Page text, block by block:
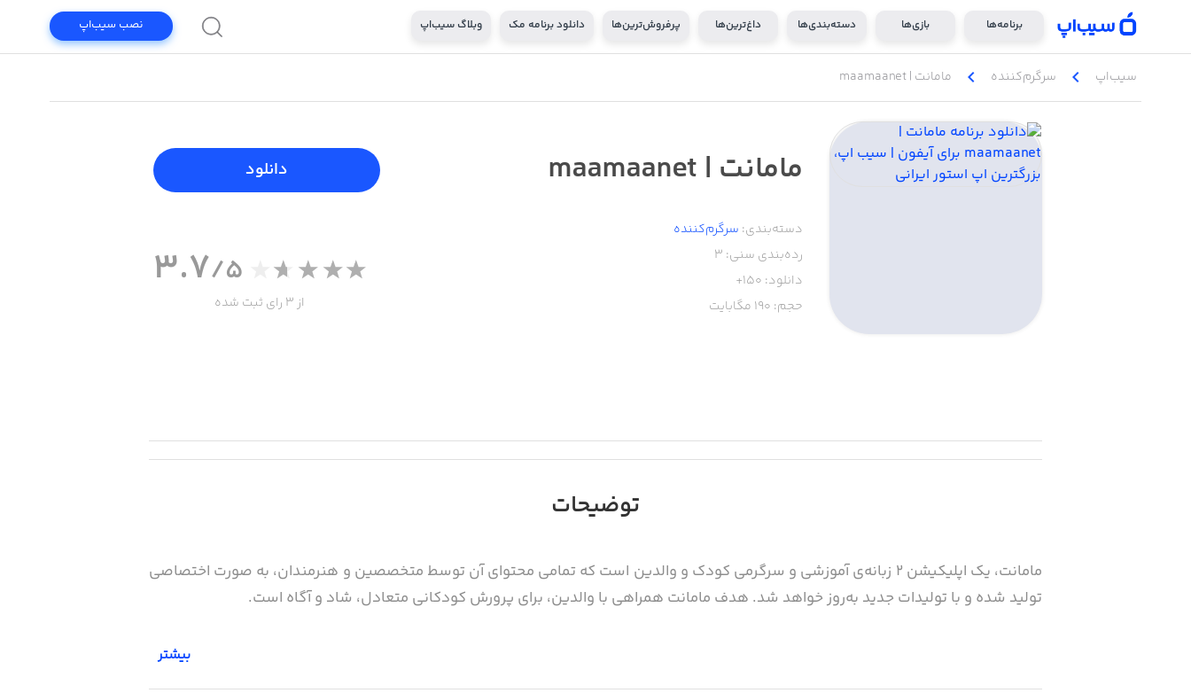
برنامه‌ها بازی‌ها دسته‌بندی‌ها داغ‌ترین‌ها پرفروش‌ترین‌ها دانلود برنامه مک وبلاگ سیب‌اپ نصب سیب‌اپ
سیب‌اپ chevron_left سرگرم‌کننده chevron_left مامانت | maamaanet
مامانت | maamaanet
دسته‌بندی: سرگرم‌کننده
رده‌بندی سنی: ۳
دانلود: 150+
حجم: 190 مگابایت
دانلود
3.7/5
از 3 رای ثبت شده
توضیحات
مامانت، یک اپلیکیشن 2 زبانه‌ی آموزشی و سرگرمی کودک و والدین است که تمامی محتوای آن توسط متخصصین و هنرمندان، به صورت اختصاصی
تولید شده و با تولیدات جدید به‌روز خواهد شد. هدف مامانت همراهی با والدین، برای پرورش کودکانی متعادل، شاد و آگاه است.
بیشتر